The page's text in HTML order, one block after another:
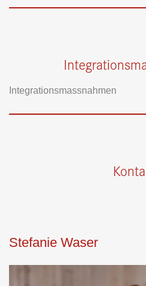
Integrationsmassnahmen
Stefanie Waser